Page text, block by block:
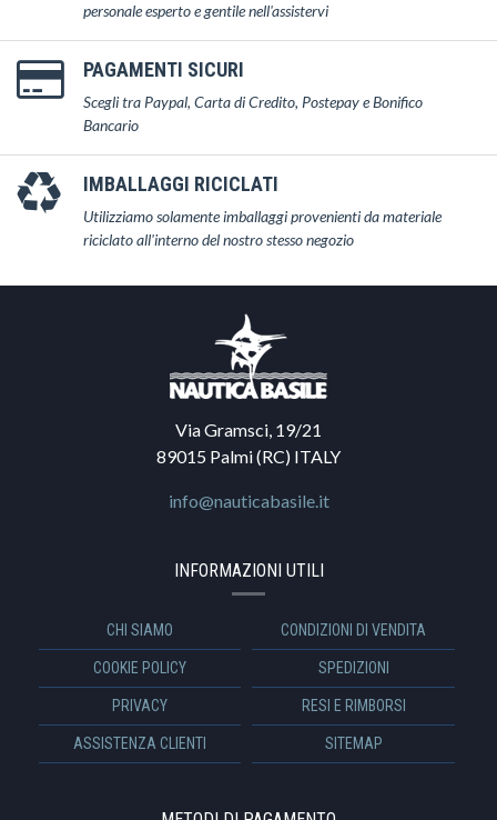
personale esperto e gentile nell'assistervi
PAGAMENTI SICURI
Scegli tra Paypal, Carta di Credito, Postepay e Bonifico
Bancario
IMBALLAGGI RICICLATI
Utilizziamo solamente imballaggi provenienti da materiale
riciclato all'interno del nostro stesso negozio
Via Gramsci, 19/21
89015 Palmi (RC) ITALY
info@nauticabasile.it
INFORMAZIONI UTILI
CHI SIAMO CONDIZIONI DI VENDITA
COOKIE POLICY SPEDIZIONI
PRIVACY RESI E RIMBORSI
ASSISTENZA CLIENTI SITEMAP